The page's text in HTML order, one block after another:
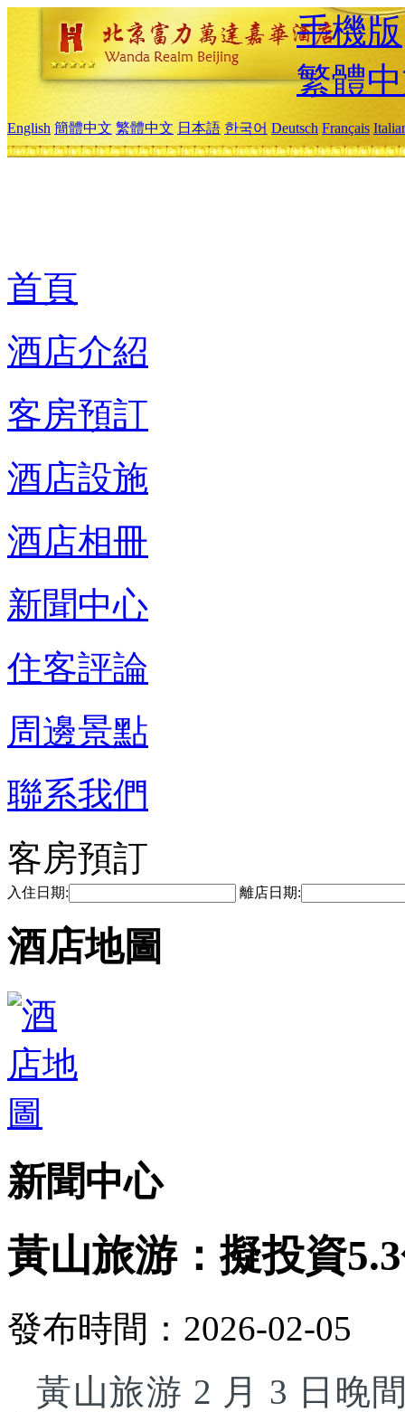
手機版
繁體
English 簡體中文 繁體中文 日本語 한국어 Deutsch Français
首頁
酒店介紹
客房預訂
酒店設施
酒店相冊
新聞中心
住客評論
周邊景點
聯系我們
客房預訂
入住日期: 離店日期:
酒店地圖
新聞中心
黃山旅游：擬投資
發布時間：2026-02-05
黃山旅游 2 月 3 日晚